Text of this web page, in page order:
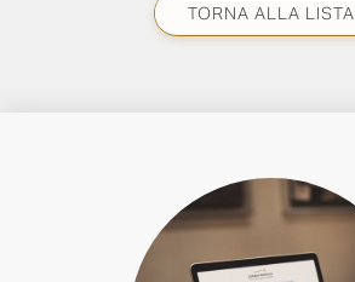
TORNA ALLA LISTA